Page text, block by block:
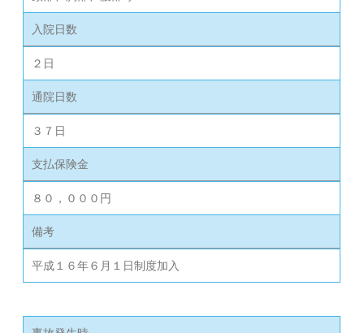
入院日数
２日
通院日数
３７日
支払保険金
８０，０００円
備考
平成１６年６月１日制度加入